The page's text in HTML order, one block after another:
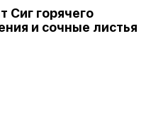
Сиг горячего
и сочные листья